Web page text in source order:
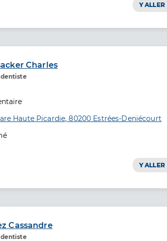
Y ALLER
Charles
de santé
Haute Picardie, 80200 Estrées-Deniécourt
Y ALLER
Cassandrede santé